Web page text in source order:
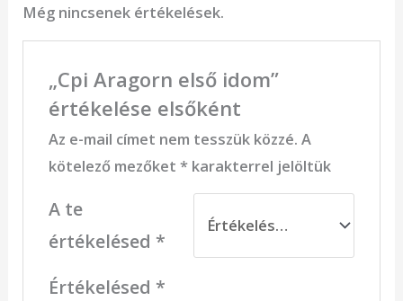
Még nincsenek értékelések.
„Cpi Aragorn első idom”
értékelése elsőként
Az e-mail címet nem tesszük közzé. A
kötelező mezőket *karakterrel jelöltük
A te
értékelésed *
Értékelésed *